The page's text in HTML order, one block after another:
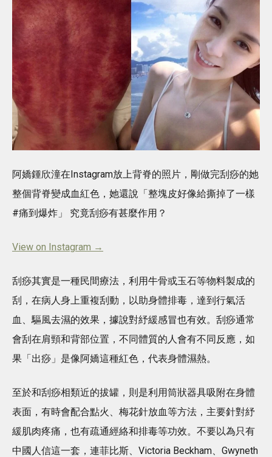
阿嬌鍾欣潼在Instagram放上背脊的照片，剛做完刮痧的她
整個背脊變成血紅色，她還說「整塊皮好像給撕掉了一樣
#痛到爆炸」 究竟刮痧有甚麼作用？
View on Instagram →
刮痧其實是一種民間療法，利用牛骨或玉石等物料製成的
刮，在病人身上重複刮動，以助身體排毒，達到行氣活
血、驅風去濕的效果，據說對紓緩感冒也有效。刮痧通常
會刮在肩頸和背部位置，不同體質的人會有不同反應，如
果「出痧」是像阿嬌這種紅色，代表身體濕熱。
至於和刮痧相類近的拔罐，則是利用筒狀器具吸附在身體
表面，有時會配合點火、梅花針放血等方法，主要針對紓
緩肌肉疼痛，也有疏通經絡和排毒等功效。不要以為只有
中國人信這一套，連菲比斯、Victoria Beckham、Gwyneth